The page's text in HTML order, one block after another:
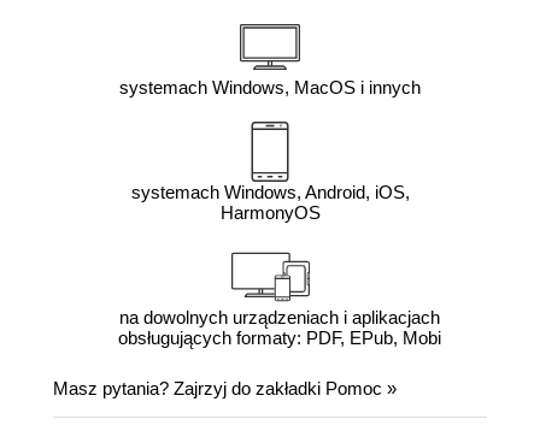
systemach Windows, MacOS i innych
systemach Windows, Android, iOS,
HarmonyOS
na dowolnych urządzeniach i aplikacjach
obsługujących formaty: PDF, EPub, Mobi
Masz pytania? Zajrzyj do zakładki Pomoc »